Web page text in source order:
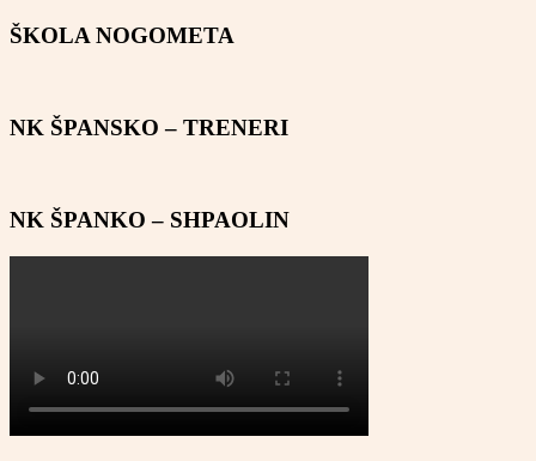
ŠKOLA NOGOMETA
NK ŠPANSKO – TRENERI
NK ŠPANKO – SHPAOLIN